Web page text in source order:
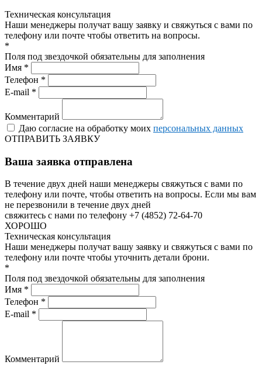
Техническая консультация
Наши менеджеры получат вашу заявку и свяжуться с вами по
телефону или почте чтобы ответить на вопросы.
*
Поля под звездочкой обязательны для заполнения
Имя *
Телефон *
E-mail *
Комментарий
Даю согласие на обработку моих персональных данных
ОТПРАВИТЬ ЗАЯВКУ
Ваша заявка отправлена
В течение двух дней наши менеджеры свяжуться с вами по
телефону или почте, чтобы ответить на вопросы. Если мы вам
не перезвонили в течение двух дней
свяжитесь с нами по телефону +7 (4852) 72-64-70
ХОРОШО
Техническая консультация
Наши менеджеры получат вашу заявку и свяжуться с вами по
телефону или почте чтобы уточнить детали брони.
*
Поля под звездочкой обязательны для заполнения
Имя *
Телефон *
E-mail *
Комментарий